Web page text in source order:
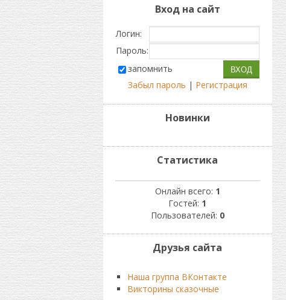
Вход на сайт
Логин:
Пароль:
запомнить
Забыл пароль | Регистрация
Новинки
Статистика
Онлайн всего: 1
Гостей: 1
Пользователей: 0
Друзья сайта
Наша группа ВКонтакте
Викторины сказочные